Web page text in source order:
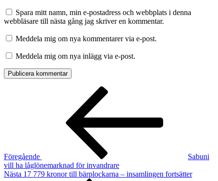
Spara mitt namn, min e-postadress och webbplats i denna
webbläsare till nästa gång jag skriver en kommentar.
Meddela mig om nya kommentarer via e-post.
Meddela mig om nya inlägg via e-post.
Inläggsnavigering
Föregående
Sabuni
vill ha låglönemarknad för invandrare
Nästa
Nästa 17 779 kronor till bärplockarna – insamlingen fortsätter